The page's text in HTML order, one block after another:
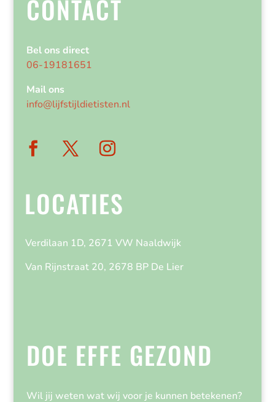
CONTACT
Bel ons direct
06-19181651
Mail ons
info@lijfstijldietisten.nl
LOCATIES
Verdilaan 1D, 2671 VW Naaldwijk
Van Rijnstraat 20, 2678 BP De Lier
DOE EFFE GEZOND
Wil jij weten wat wij voor je kunnen betekenen?